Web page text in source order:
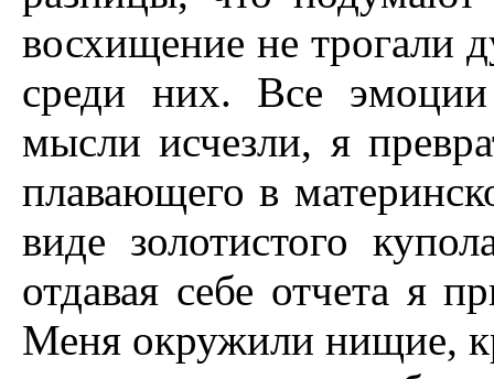
восхищение не трогали
среди них. Все
мысли исчезли, я
плавающего в
виде золотистого
отдавая себе отчета я
Меня окружили нищие,